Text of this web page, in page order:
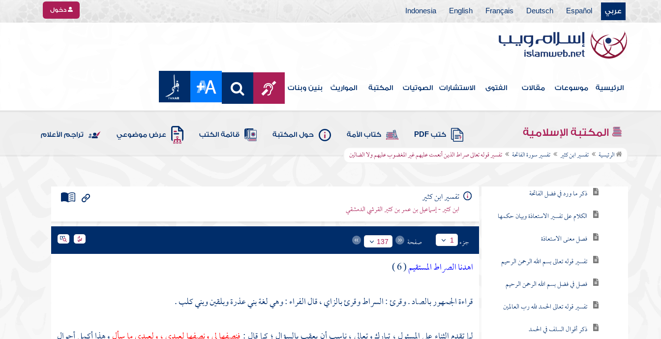
عربي Español
Deutsch
Français
English
Indonesia دخول
الرئيسية موسوعات مقالات الفتوى الاستشارات الصوتيات المكتبة المواريث بنين وبنات
المكتبة الإسلامية كتب PDF كتاب الأمة حول المكتبة قائمة الكتب عرض موضوعي تراجم الأعلام
الرئيسية تفسير ابن كثير تفسير سورة الفاتحة تفسير قوله تعالى صراط الذين أنعمت عليهم غير المغضوب عليهم ولا الضالين
فهرس الكتاب
مقدمة ابن كثير
تفسير سورة الفاتحة
ذكر ما ورد في فضل الفاتحة
الكلام على تفسير الاستعاذة وبيان حكمها
فصل معنى الاستعاذة
تفسير قوله تعالى بسم الله الرحمن الرحيم
فصل في فضل بسم الله الرحمن الرحيم
تفسير قوله تعالى الحمد لله رب العالمين
ذكر أقوال السلف في الحمد
تفسير ابن كثير
ابن كثير - إسماعيل بن عمر بن كثير القرشي الدمشقي
جزء 1 صفحة 137
اهدنا الصراط المستقيم( 6 )
قراءة الجمهور بالصاد . وقرئ : السراط وقرئ بالزاي ، قال الفراء : وهي لغةبني عذرةوبلقينوبني كلب.